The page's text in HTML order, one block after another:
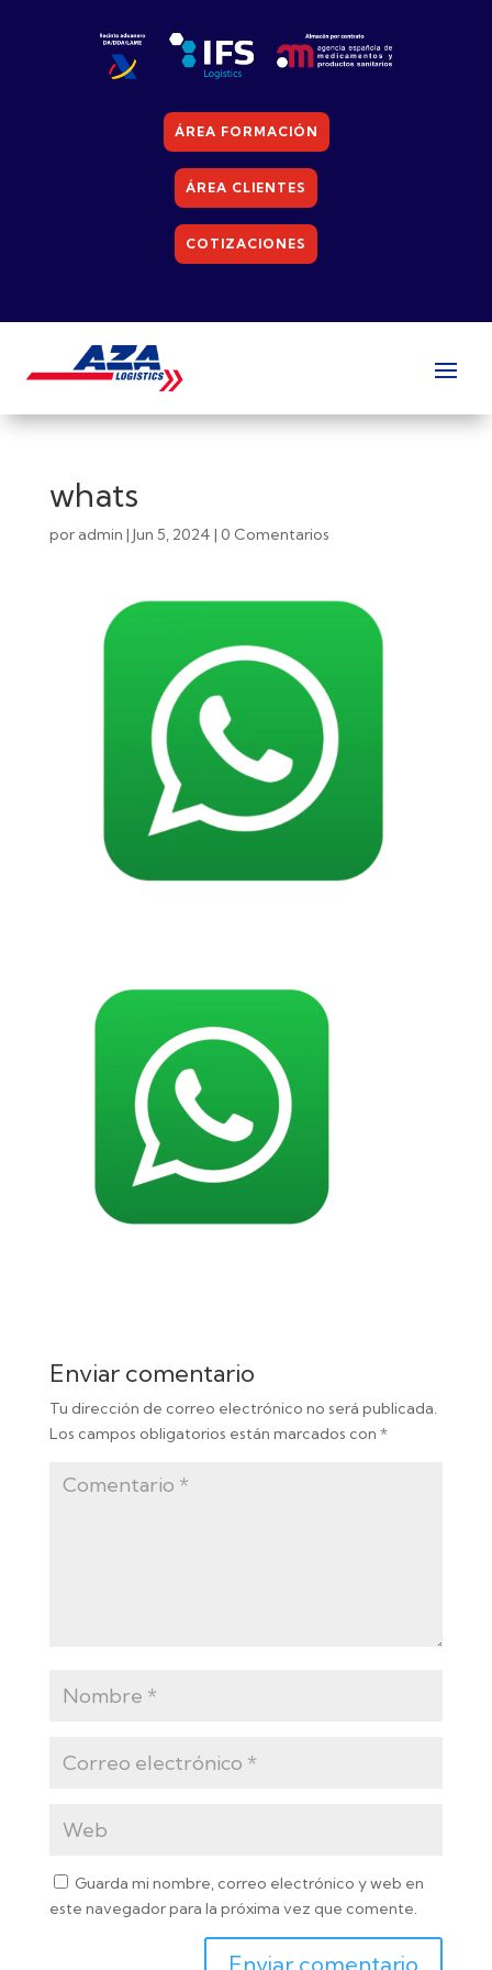
ÁREA FORMACIÓN
ÁREA CLIENTES
COTIZACIONES
whats
por admin | Jun 5, 2024 | 0 Comentarios
Enviar comentario
Tu dirección de correo electrónico no será publicada.
Los campos obligatorios están marcados con *
Guarda mi nombre, correo electrónico y web en
este navegador para la próxima vez que comente.